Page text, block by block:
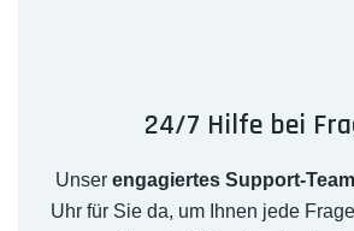
24/7 Hilfe bei
Unser engagiertes Support-Team
Uhr für Sie da, um Ihnen jede